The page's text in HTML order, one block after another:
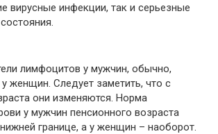
вирусные инфекции, так и серьезные
лимфоцитов у мужчин, обычно,
женщин. Следует заметить, что с
они изменяются. Норма
у мужчин пенсионного возраста
границе, а у женщин – наоборот.